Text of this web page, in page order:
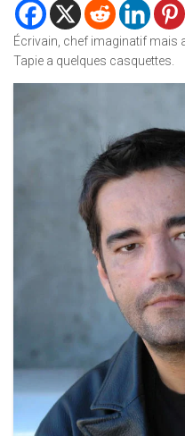
Écrivain, chef imaginatif mais
Tapie a quelques casquettes.